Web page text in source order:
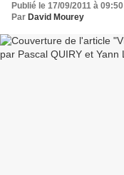
Publié le 17/09/2011 à 09:50
Par David Mourey